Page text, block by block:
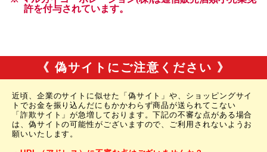
《 偽サイトにご注意ください 》
近頃、企業のサイトに似せた「偽サイト」や、ショッピングサイ
トでお金を振り込んだにもかかわらず商品が送られてこない
「詐欺サイト」が急増しております。下記の不審な点がある場合
は、偽サイトの可能性がございますので、ご利用されないようお
願いいたします。